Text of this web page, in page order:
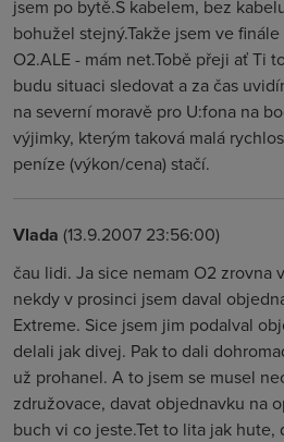
jsem po bytě.S kabelem, bez
bohužel stejný.Takže jsem ve
O2.ALE - mám net.Tobě přeji ať Ti
budu situaci sledovat a za čas
na severní moravě pro U:fona na
výjimky, kterým taková malá
peníze (výkon/cena) stačí.
Vlada (13.9.2007 23:56:00)
čau lidi. Ja sice nemam O2 zrovna
nekdy v prosinci jsem daval
Extreme. Sice jsem jim podalval
delali jak divej. Pak to dali
už prohanel. A to jsem se musel
združovace, davat objednavku na
buch vi co jeste.Tet to lita jak hute,